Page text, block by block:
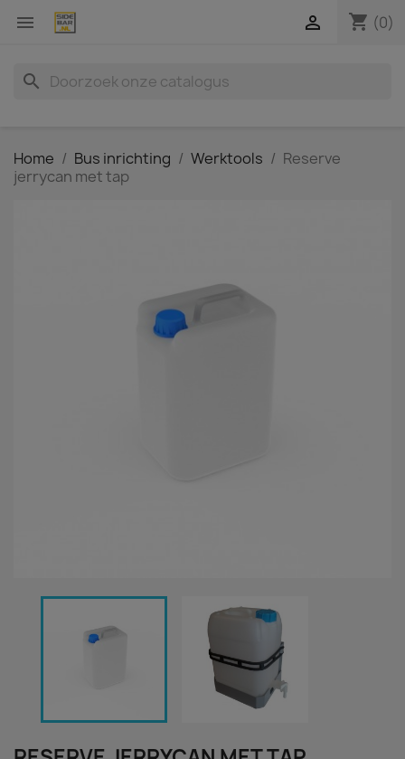
 shopping_cart (0)

search
Home Bus inrichting Werktools
Reserve
jerrycan met tap